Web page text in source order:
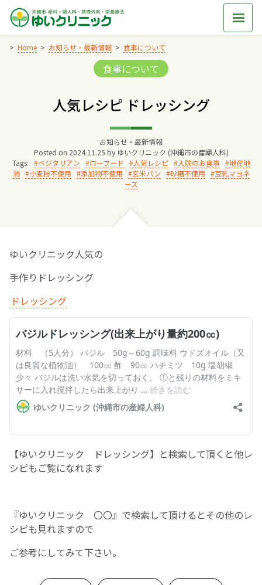
Skip
content
Home お知らせ・最新情報 食事について
Categories:
食事について
人気レシピ ドレッシング
お知らせ・最新情報
Posted on 2024.11.25 by ゆいクリニック (沖縄市の産婦人科)
Tags:
ベジタリアン ローフード 人気レシピ 入院のお食事
地産地
消
小麦粉不使用 添加物不使用 玄米パン 砂糖不使用
豆乳マヨネ
ーズ
ゆいクリニック人気の
手作りドレッシング
ドレッシング
【ゆいクリニック ドレッシング】と検索して頂くと他レ
シピもご覧になれます
『ゆいクリニック 〇〇』で検索して頂けるとその他のレ
シピも見れますので
ご参考にしてみて下さい。
院長からのごあいさつ
ゆいクリニックの経営理念
診療料金
親と子の結びつき支援
母乳育児
予防接種
‘さんルーム’ でさまざまな講座・クラス
医師プロフィール
English Page